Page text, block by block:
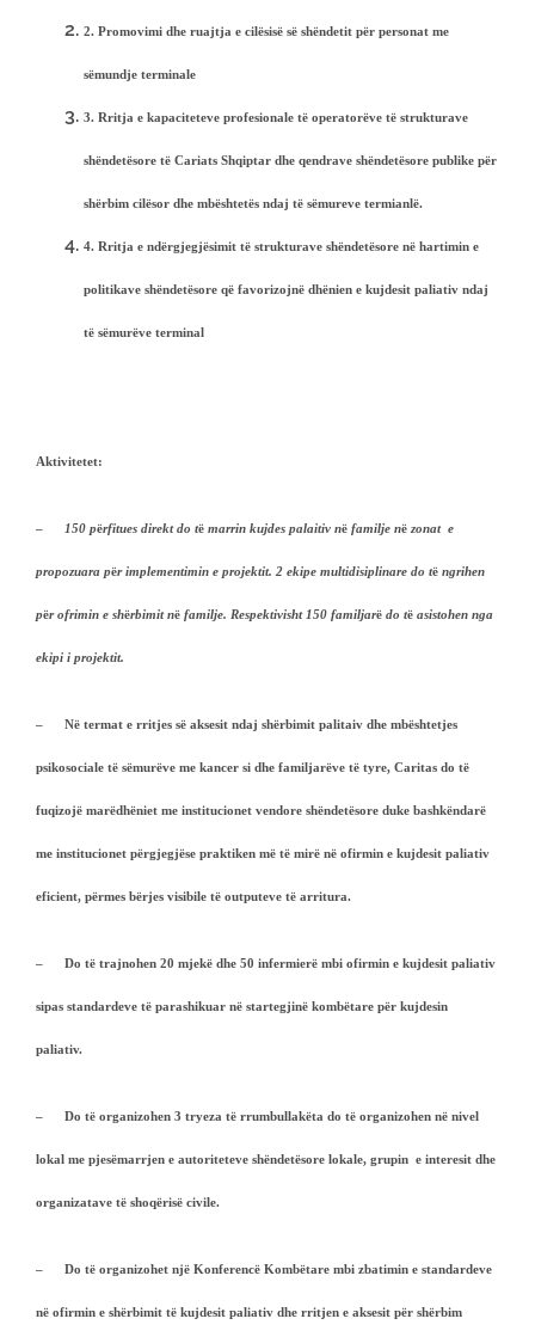
2. Promovimi dhe ruajtja e cilësisë së shëndetit për personat me
sëmundje terminale
3. Rritja e kapaciteteve profesionale të operatorëve të strukturave
shëndetësore të Cariats Shqiptar dhe qendrave shëndetësore publike për
shërbim cilësor dhe mbështetës ndaj të sëmureve termianlë.
4. Rritja e ndërgjegjësimit të strukturave shëndetësore në hartimin e
politikave shëndetësore që favorizojnë dhënien e kujdesit paliativ ndaj
të sëmurëve terminal
Aktivitetet:
– 150 përfitues direkt do të marrin kujdes palaitiv në familje në zonat e
propozuara për implementimin e projektit. 2 ekipe multidisiplinare do të ngrihen
për ofrimin e shërbimit në familje. Respektivisht 150 familjarë do të asistohen nga
ekipi i projektit.
– Në termat e rritjes së aksesit ndaj shërbimit palitaiv dhe mbështetjes
psikosociale të sëmurëve me kancer si dhe familjarëve të tyre, Caritas do të
fuqizojë marëdhëniet me institucionet vendore shëndetësore duke bashkëndarë
me institucionet përgjegjëse praktiken më të mirë në ofirmin e kujdesit paliativ
eficient, përmes bërjes visibile të outputeve të arritura.
– Do të trajnohen 20 mjekë dhe 50 infermierë mbi ofirmin e kujdesit paliativ
sipas standardeve të parashikuar në startegjinë kombëtare për kujdesin
paliativ.
– Do të organizohen 3 tryeza të rrumbullakëta do të organizohen në nivel
lokal me pjesëmarrjen e autoriteteve shëndetësore lokale, grupin e interesit dhe
organizatave të shoqërisë civile.
– Do të organizohet një Konferencë Kombëtare mbi zbatimin e standardeve
në ofirmin e shërbimit të kujdesit paliativ dhe rritjen e aksesit për shërbim